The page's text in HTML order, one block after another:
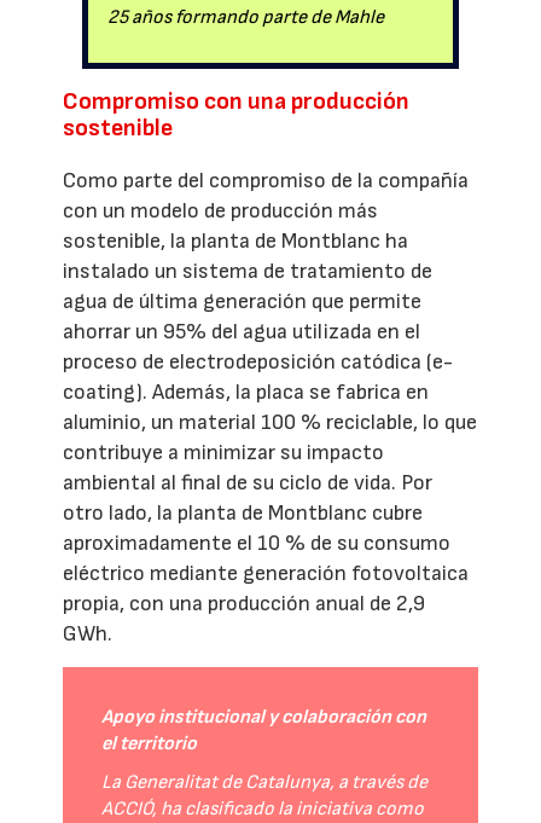
25 años formando parte de Mahle
Compromiso con una producción
sostenible
Como parte del compromiso de la compañía
con un modelo de producción más
sostenible, la planta de Montblanc ha
instalado un sistema de tratamiento de
agua de última generación que permite
ahorrar un 95% del agua utilizada en el
proceso de electrodeposición catódica (e-
coating). Además, la placa se fabrica en
aluminio, un material 100 % reciclable, lo que
contribuye a minimizar su impacto
ambiental al final de su ciclo de vida. Por
otro lado, la planta de Montblanc cubre
aproximadamente el 10 % de su consumo
eléctrico mediante generación fotovoltaica
propia, con una producción anual de 2,9
GWh.
Apoyo institucional y colaboración con
el territorio
La Generalitat de Catalunya, a través de
ACCIÓ, ha clasificado la iniciativa como